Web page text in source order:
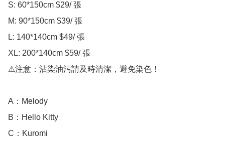
S: 60*150cm $29/ 張
M: 90*150cm $39/ 張
L: 140*140cm $49/ 張
XL: 200*140cm $59/ 張
⚠注意：沾染油污請及時清潔，避免染色！
A：Melody
B：Hello Kitty
C：Kuromi